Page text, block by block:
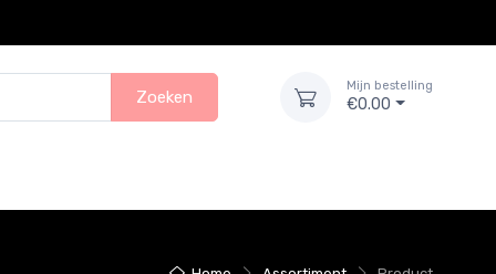
Zoeken
Mijn bestelling
€0.00